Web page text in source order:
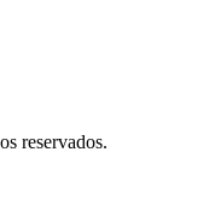
reservados.